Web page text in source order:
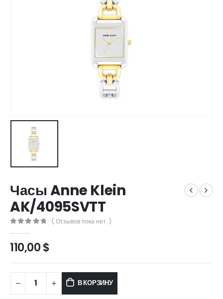
Часы Anne Klein
AK/4095SVTT
( Отзывов пока нет. )
110,00$
В КОРЗИНУ